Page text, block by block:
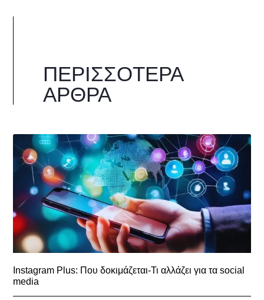
ΠΕΡΙΣΣΌΤΕΡΑ
ΆΡΘΡΑ
Instagram Plus: Που δοκιμάζεται-Τι αλλάζει για τα social
media